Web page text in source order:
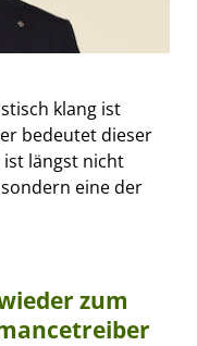
klang ist
bedeutet dieser
ist längst nicht
eine der
zum